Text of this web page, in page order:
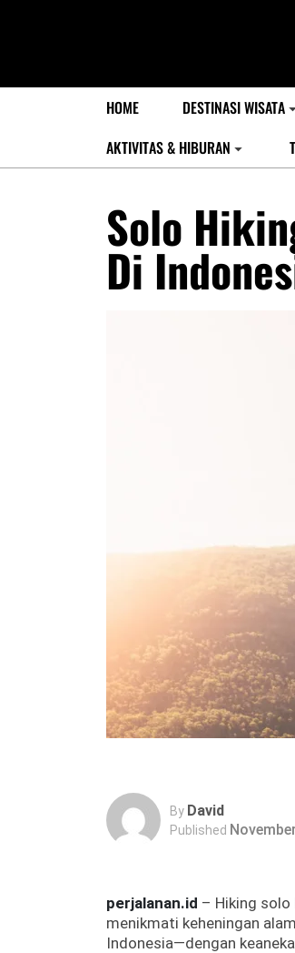
HOME DESTINASI WISATA
AKTIVITAS & HIBURAN
Solo
Di
By David
Published
perjalanan.id – Hiking solo
menikmati keheningan
Indonesia—dengan